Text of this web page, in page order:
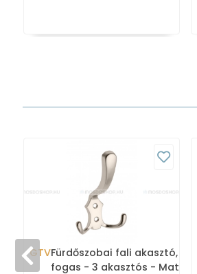
GTVFürdőszobai fali akasztó,
fogas - 3 akasztós - Matt